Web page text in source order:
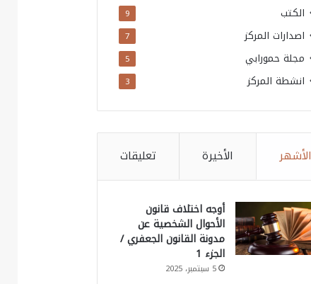
الكتب 9
اصدارات المركز 7
مجلة حمورابي 5
انشطة المركز 3
الأشهر الأخيرة تعليقات
أوجه اختلاف قانون
الأحوال الشخصية عن
مدونة القانون الجعفري /
الجزء 1
5 سبتمبر، 2025